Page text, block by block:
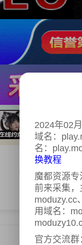
体育 AI漫剧
2024年02
域名：
名：
换教程
魔都资源
前来采集，
moduzy.cc
用域名：
官方交流群